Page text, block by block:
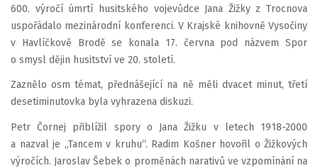
600. výročí úmrtí husitského vojevůdce Jana Žižky z Trocnova
uspořádalo mezinárodní konferenci. V Krajské knihovně Vysočiny
v Havlíčkově Brodě se konala 17. června pod názvem Spor
o smysl dějin husitství ve 20. století.
Zaznělo osm témat, přednášející na ně měli dvacet minut, třetí
desetiminutovka byla vyhrazena diskuzi.
Petr Čornej přiblížil spory o Jana Žižku v letech 1918-2000
a nazval je „Tancem v kruhu“. Radim Košner hovořil o Žižkových
výročích. Jaroslav Šebek o proměnách narativů ve vzpomínání na